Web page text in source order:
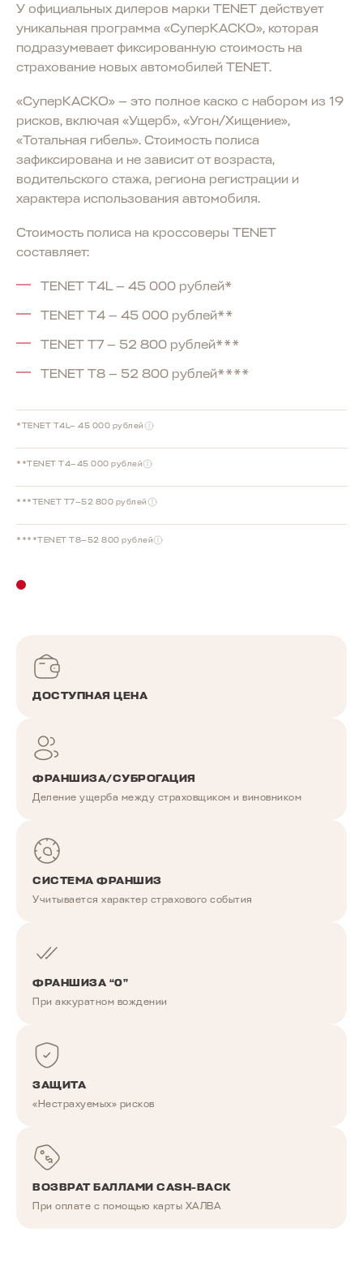
У официальных дилеров марки TENET действует
уникальная программа «СуперКАСКО», которая
подразумевает фиксированную стоимость на
страхование новых автомобилей TENET.
«СуперКАСКО» — это полное каско с набором из 19
рисков, включая «Ущерб», «Угон/Хищение»,
«Тотальная гибель». Стоимость полиса
зафиксирована и не зависит от возраста,
водительского стажа, региона регистрации и
характера использования автомобиля.
Стоимость полиса на кроссоверы TENET
составляет:
TENET T4L — 45 000 рублей*
TENET T4 — 45 000 рублей**
TENET T7 — 52 800 рублей***
TENET T8 — 52 800 рублей****
*TENET T4L— 45 000 рублей
**TENET T4—45 000 рублей
***TENET T7—52 800 рублей
****TENET T8—52 800 рублей
ДОСТУПНАЯ ЦЕНА
ФРАНШИЗА/СУБРОГАЦИЯ
Деление ущерба между страховщиком и виновником
СИСТЕМА ФРАНШИЗ
Учитывается характер страхового события
ФРАНШИЗА “0”
При аккуратном вождении
ЗАЩИТА
«Нестрахуемых» рисков
ВОЗВРАТ БАЛЛАМИ CASH-BACK
При оплате с помощью карты ХАЛВА